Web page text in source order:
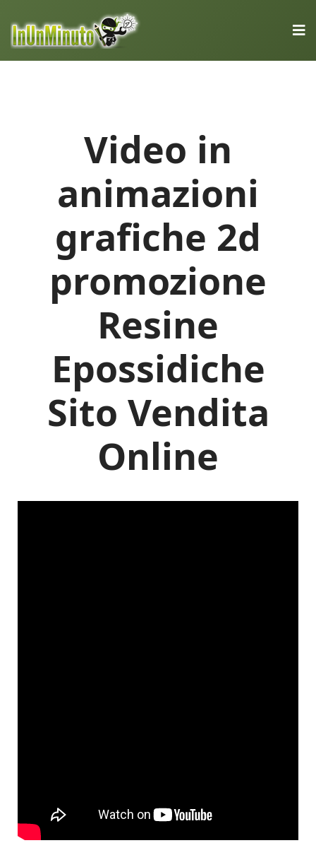
Video in
animazioni
grafiche 2d
promozione
Resine
Epossidiche
Sito Vendita
Online